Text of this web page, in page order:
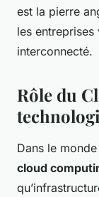
est la pierre
les
interconnecté.
Rôle du
Dans le
cloud